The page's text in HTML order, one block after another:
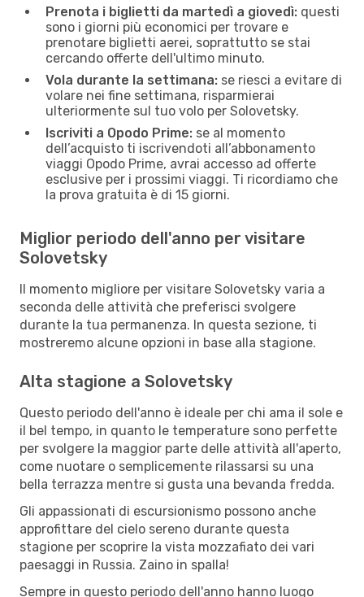
Prenota i biglietti da martedì a giovedì: questi
sono i giorni più economici per trovare e
prenotare biglietti aerei, soprattutto se stai
cercando offerte dell'ultimo minuto.
Vola durante la settimana: se riesci a evitare di
volare nei fine settimana, risparmierai
ulteriormente sul tuo volo per Solovetsky.
Iscriviti a Opodo Prime: se al momento
dell’acquisto ti iscrivendoti all’abbonamento
viaggi Opodo Prime, avrai accesso ad offerte
esclusive per i prossimi viaggi. Ti ricordiamo che
la prova gratuita è di 15 giorni.
Miglior periodo dell'anno per visitare
Solovetsky
Il momento migliore per visitare Solovetsky varia a
seconda delle attività che preferisci svolgere
durante la tua permanenza. In questa sezione, ti
mostreremo alcune opzioni in base alla stagione.
Alta stagione a Solovetsky
Questo periodo dell'anno è ideale per chi ama il sole e
il bel tempo, in quanto le temperature sono perfette
per svolgere la maggior parte delle attività all'aperto,
come nuotare o semplicemente rilassarsi su una
bella terrazza mentre si gusta una bevanda fredda.
Gli appassionati di escursionismo possono anche
approfittare del cielo sereno durante questa
stagione per scoprire la vista mozzafiato dei vari
paesaggi in Russia. Zaino in spalla!
Sempre in questo periodo dell'anno hanno luogo